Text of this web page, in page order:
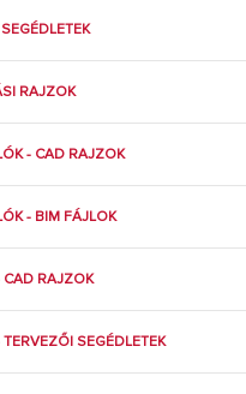
RAJZOK
- CAD RAJZOK
- BIM FÁJLOK
CAD RAJZOK
SEGÉDLETEK